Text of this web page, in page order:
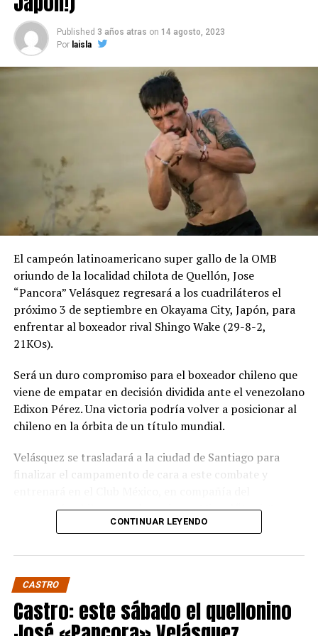
Published 3 años atras on 14 agosto, 2023
Por laisla
El campeón latinoamericano super gallo de la OMB
oriundo de la localidad chilota de Quellón, Jose
“Pancora” Velásquez regresará a los cuadriláteros el
próximo 3 de septiembre en Okayama City, Japón, para
enfrentar al boxeador rival Shingo Wake (29-8-2,
21KOs).
Será un duro compromiso para el boxeador chileno que
viene de empatar en decisión dividida ante el venezolano
Edixon Pérez. Una victoria podría volver a posicionar al
chileno en la órbita de un título mundial.
Velásquez se trasladará a la ciudad de Santiago para
finalizar el campamento de cara a este combate y
excampeón chileno y sudamericano Miguel “Aguja”
González que estará en la esquina del púgil de Quellón.
Wake es un experimentado boxeador de 36 años que
tiene dentro de sus rivales más notables al japonés
Takuma Inoue. Si bien nunca ha disputado un título
mundial, sí ha sido campeón de su país y ha peleado por
distintos títulos internacionales.
CONTINUAR LEYENDO
CASTRO
Castro: este sábado el quellonino